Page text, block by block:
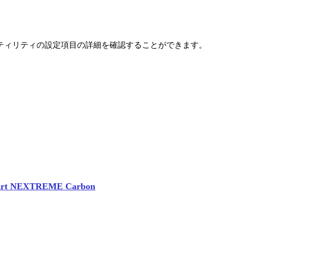
リティの設定項目の詳細を確認することができます。
NEXTREME Carbon